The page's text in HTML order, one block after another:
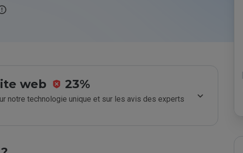
web 23%
notre technologie unique et sur les avis des experts